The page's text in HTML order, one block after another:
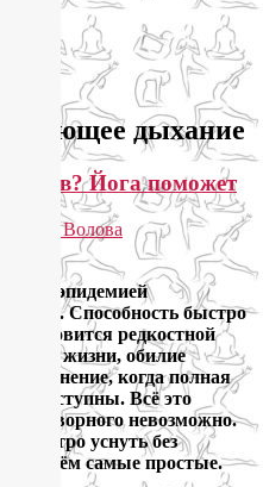
дыхание
Йога поможет
Лия Волова
эпидемией
Способность быстро
становится редкостной
образ жизни, обилие
когда полная
недоступны. Всё это
снотворного невозможно.
быстро уснуть без
разберём самые простые.